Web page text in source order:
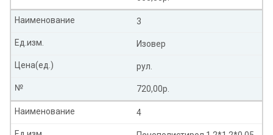
3
Наименование
Изовер
Ед.изм.
рул.
Цена(ед.)
720,00р.
№
4
Наименование